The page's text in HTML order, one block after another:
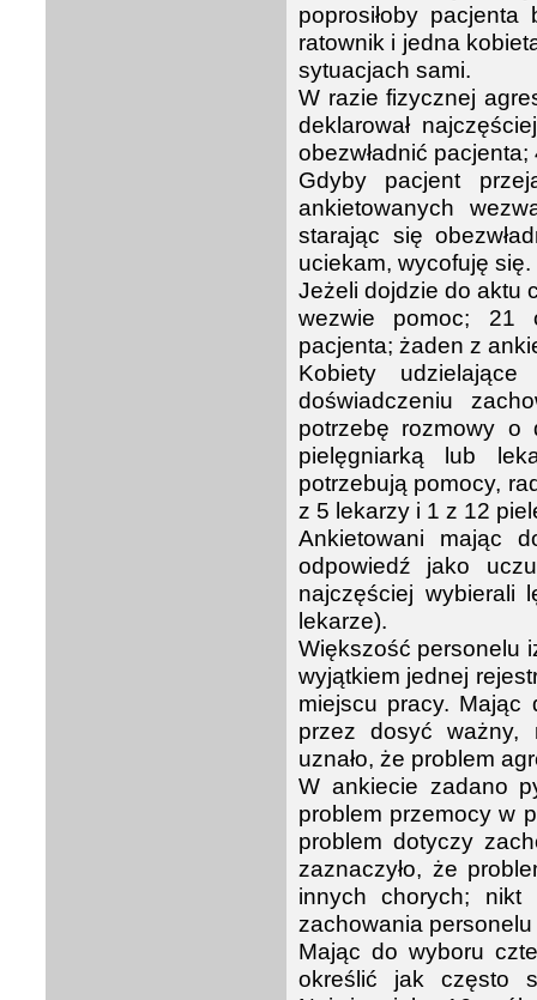
poprosiłoby
ratownik i jedna
sytuacjach sami.
W razie fizycznej
deklarował
obezwładnić pacjenta;
Gdyby pacjent
ankietowanych
starając się
uciekam, wycofuję się.
Jeżeli dojdzie do aktu
wezwie pomoc; 21
pacjenta; żaden z
Kobiety
doświadczeniu
potrzebę rozmowy o
pielęgniarką lub
potrzebują pomocy,
z 5 lekarzy i 1 z 12
Ankietowani mając
odpowiedź jako
najczęściej wybierali
lekarze).
Większość personelu
wyjątkiem jednej
miejscu pracy. Mając
przez dosyć ważny,
uznało, że problem
W ankiecie zadano
problem przemocy w
problem dotyczy
zaznaczyło, że
innych chorych; nikt
zachowania
Mając do wyboru
określić jak często